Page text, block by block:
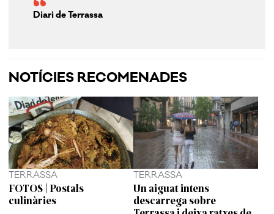
Diari de Terrassa
NOTÍCIES RECOMENADES
TERRASSA
FOTOS | Postals
culinàries
TERRASSA
Un aiguat intens
descarrega sobre